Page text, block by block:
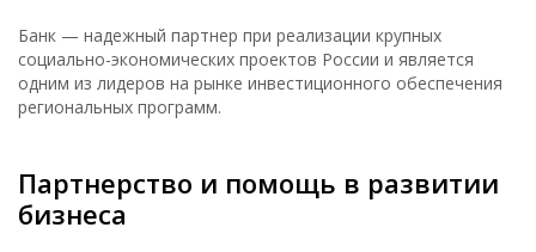
Банк — надежный партнер при реализации крупных
социально-экономических проектов России и является
одним из лидеров на рынке инвестиционного обеспечения
региональных программ.
Партнерство и помощь в развитии
бизнеса